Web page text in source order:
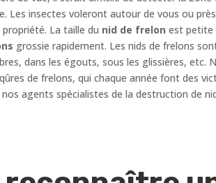
Les insectes voleront autour de vous ou
La taille du nid de frelon est petite
grossie rapidement. Les nids de frelons
dans les égouts, sous les glissières, etc.
de frelons, qui chaque année font des
agents spécialistes de la destruction de